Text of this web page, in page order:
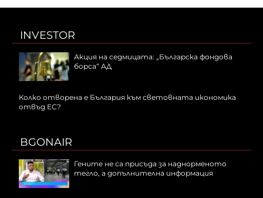
INVESTOR
Акция на седмицата: „Българска фондова
борса“ АД
Колко отворена е България към световната икономика
отвъд ЕС?
BGONAIR
Гените не са присъда за наднорменото
тегло, а допълнителна информация